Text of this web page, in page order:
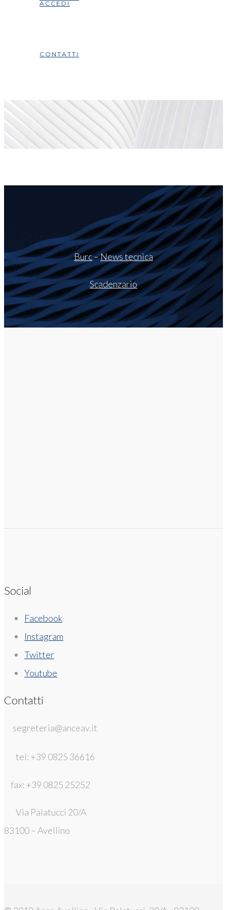
ACCEDI
CONTATTI
Burc–News tecnica
Scadenzario
Social
Facebook
Instagram
Twitter
Youtube
Contatti
segreteria@anceav.it
tel: +39 0825 36616
fax: +39 0825 25252
Via Palatucci 20/A
83100 – Avellino